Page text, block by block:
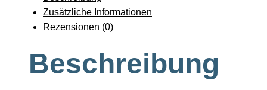
Zusätzliche Informationen
Rezensionen (0)
Beschreibung